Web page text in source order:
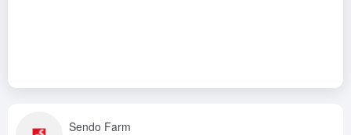
Sendo Farm